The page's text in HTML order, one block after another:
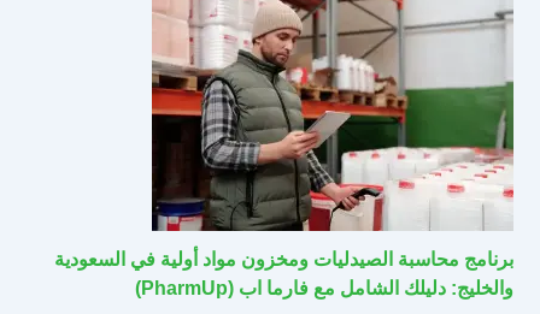
برنامج محاسبة الصيدليات ومخزون مواد أولية في السعودية
والخليج: دليلك الشامل مع فارما اب (PharmUp)